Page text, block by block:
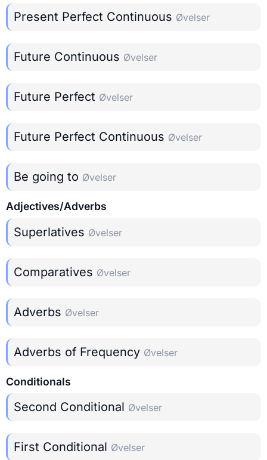
Present Perfect Continuous Øvelser
Future Continuous Øvelser
Future Perfect Øvelser
Future Perfect Continuous Øvelser
Be going to Øvelser
Adjectives/Adverbs
Superlatives Øvelser
Comparatives Øvelser
Adverbs Øvelser
Adverbs of Frequency Øvelser
Conditionals
Second Conditional Øvelser
First Conditional Øvelser